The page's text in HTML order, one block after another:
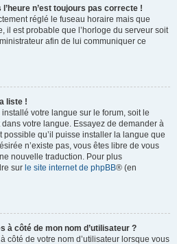
n’est toujours pas correcte !
réglé le fuseau horaire mais que
il est probable que l’horloge du serveur soit
afin de lui communiquer ce
liste !
votre langue sur le forum, soit le
dans votre langue. Essayez de demander à
possible qu’il puisse installer la langue que
n’existe pas, vous êtes libre de vous
nouvelle traduction. Pour plus
sur le site internet de phpBB® (en
à côté de mon nom d’utilisateur ?
côté de votre nom d’utilisateur lorsque vous